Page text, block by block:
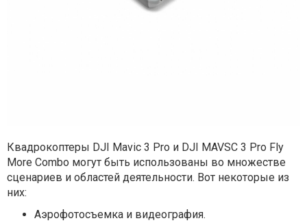
Квадрокоптеры DJI Mavic 3 Pro и DJI MAVSC 3 Pro Fly
More Combo могут быть использованы во множестве
сценариев и областей деятельности. Вот некоторые из
них:
Аэрофотосъемка и видеография.